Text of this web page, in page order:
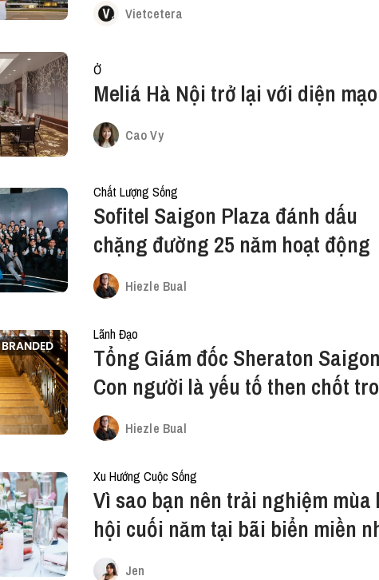
Vietcetera
Ở
Meliá Hà Nội trở lại với diện
Cao Vy
Chất Lượng Sống
Sofitel Saigon Plaza đánh dấu
chặng đường 25 năm hoạt động
Hiezle Bual
BRANDED
Lãnh Đạo
Tổng Giám đốc Sheraton
Con người là yếu tố then chốt
ngành khách sạn
Hiezle Bual
Xu Hướng Cuộc Sống
Vì sao bạn nên trải nghiệm mùa
hội cuối năm tại bãi biển miền
đới? Jen